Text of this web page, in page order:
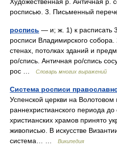
росписью. 3. Письменный
роспись — и; ж. 1) к расписать
росписи Владимирского
стенах, потолках зданий и
ро/спись. Античная ро/спись
рос …
Словарь многих выражений
Система росписи
Успенской церкви на
раннехристианского периода
христианских храмов принято
живописью. В искусстве
система… …
Википедия